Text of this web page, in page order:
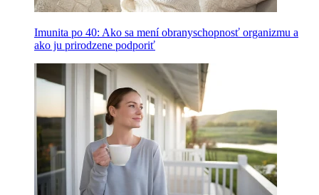
Imunita po 40: Ako sa mení obranyschopnosť organizmu a
ako ju prirodzene podporiť